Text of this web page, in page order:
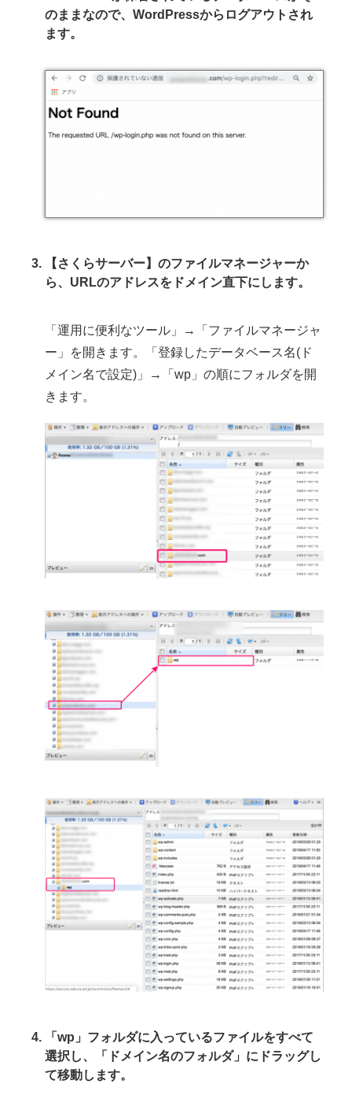
のままなので、WordPressからログアウトされ
ます。
【さくらサーバー】のファイルマネージャーか
ら、URLのアドレスをドメイン直下にします。
「運用に便利なツール」→「ファイルマネージャ
ー」を開きます。「登録したデータベース名(ド
メイン名で設定)」→「wp」の順にフォルダを開
きます。
「wp」フォルダに入っているファイルをすべて
選択し、「ドメイン名のフォルダ」にドラッグし
て移動します。